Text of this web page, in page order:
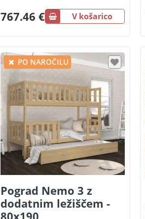
767.46 € V košarico
PO NAROČILU
Pograd Nemo 3 z
dodatnim ležiščem -
80x190